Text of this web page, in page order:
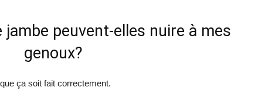
jambe peuvent-elles nuire à mes
genoux?
ça soit fait correctement.